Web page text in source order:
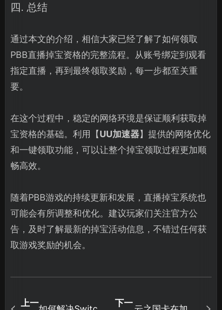
四. 总结
通过本文的介绍，相信大家已经了解了如何领取
PBB直播掉宝资格的完整流程。从账号绑定到观看
指定直播，再到最终领取奖励，每一步都至关重
要。
在这个过程中，稳定的网络环境是保证顺利获取掉
宝资格的基础。利用【UU加速器】提供的网络优化
和一键领取功能，可以让整个掉宝领取过程更加顺
畅高效。
随着PBB游戏的持续更新和发展，直播掉宝系统也
可能会有所调整和优化。建议玩家们关注官方公
告，及时了解最新的掉宝活动信息，不错过任何获
取游戏奖励的机会。
上一
下一